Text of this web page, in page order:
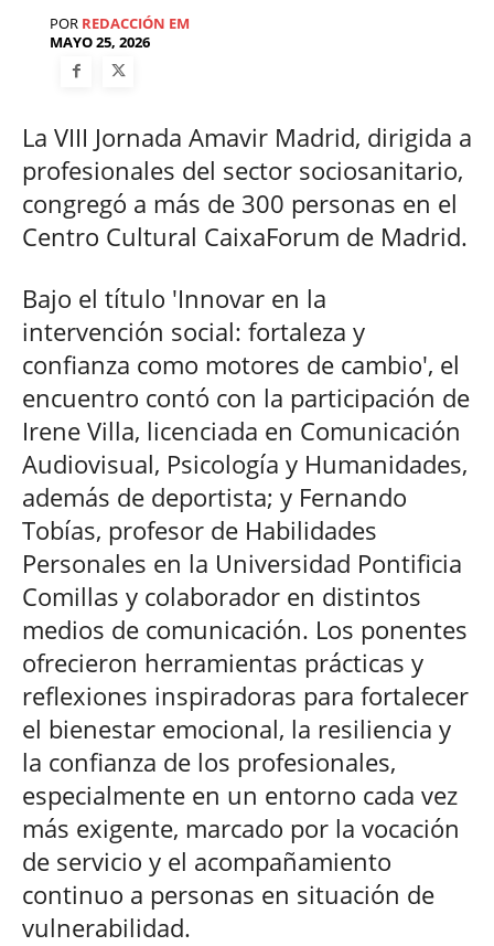
POR REDACCIÓN EM
MAYO 25, 2026
La VIII Jornada Amavir Madrid, dirigida a
profesionales del sector sociosanitario,
congregó a más de 300 personas en el
Centro Cultural CaixaForum de Madrid.
Bajo el título 'Innovar en la
intervención social: fortaleza y
confianza como motores de cambio', el
encuentro contó con la participación de
Irene Villa, licenciada en Comunicación
Audiovisual, Psicología y Humanidades,
además de deportista; y Fernando
Tobías, profesor de Habilidades
Personales en la Universidad Pontificia
Comillas y colaborador en distintos
medios de comunicación. Los ponentes
ofrecieron herramientas prácticas y
reflexiones inspiradoras para fortalecer
el bienestar emocional, la resiliencia y
la confianza de los profesionales,
especialmente en un entorno cada vez
más exigente, marcado por la vocación
de servicio y el acompañamiento
continuo a personas en situación de
vulnerabilidad.